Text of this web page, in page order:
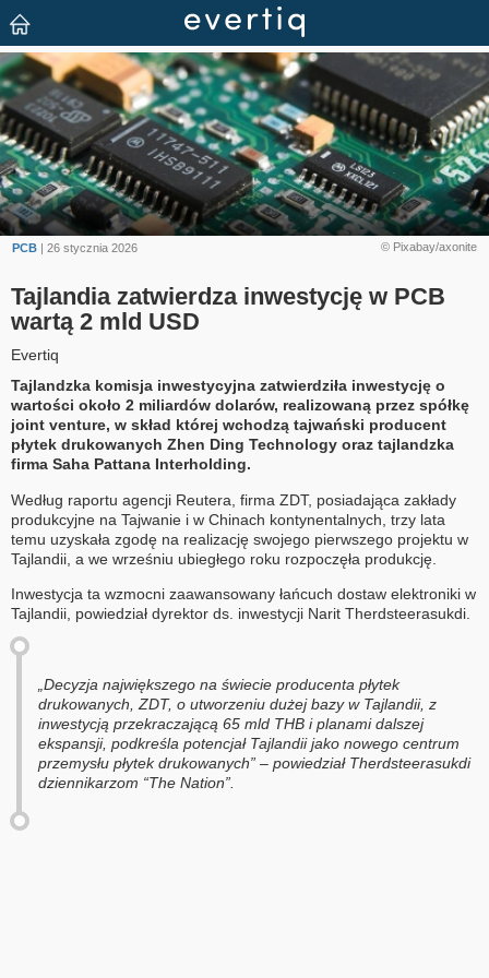
© Pixabay/axonite
PCB | 26 stycznia 2026
Tajlandia zatwierdza inwestycję w PCB
wartą 2 mld USD
Evertiq
Tajlandzka komisja inwestycyjna zatwierdziła inwestycję o
wartości około 2 miliardów dolarów, realizowaną przez spółkę
joint venture, w skład której wchodzą tajwański producent
płytek drukowanych Zhen Ding Technology oraz tajlandzka
firma Saha Pattana Interholding.
Według raportu agencji Reutera, firma ZDT, posiadająca zakłady
produkcyjne na Tajwanie i w Chinach kontynentalnych, trzy lata
temu uzyskała zgodę na realizację swojego pierwszego projektu w
Tajlandii, a we wrześniu ubiegłego roku rozpoczęła produkcję.
Inwestycja ta wzmocni zaawansowany łańcuch dostaw elektroniki w
Tajlandii, powiedział dyrektor ds. inwestycji Narit Therdsteerasukdi.
„Decyzja największego na świecie producenta płytek
drukowanych, ZDT, o utworzeniu dużej bazy w Tajlandii, z
inwestycją przekraczającą 65 mld THB i planami dalszej
ekspansji, podkreśla potencjał Tajlandii jako nowego centrum
przemysłu płytek drukowanych” – powiedział Therdsteerasukdi
dziennikarzom “The Nation”.